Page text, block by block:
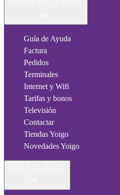
Guía de Ayuda
Factura
Pedidos
Terminales
Internet y Wifi
Tarifas y bonos
Televisión
Contactar
Tiendas Yoigo
Novedades Yoigo